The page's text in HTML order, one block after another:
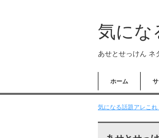
気にな
あせとせっけん ネ
ホーム
気になる話題アレこれ